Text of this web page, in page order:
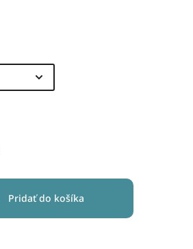
Pridať do košíka